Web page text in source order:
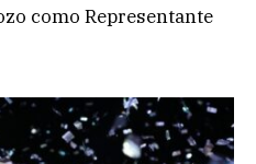
como Representante